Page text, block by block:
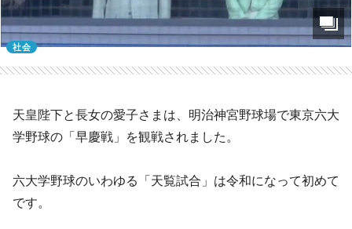
社会
天皇陛下と長女の愛子さまは、明治神宮野球場で東京六大
学野球の「早慶戦」を観戦されました。
六大学野球のいわゆる「天覧試合」は令和になって初めて
です。